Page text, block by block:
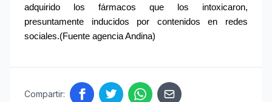
adquirido los fármacos que los intoxicaron,
presuntamente inducidos por contenidos en redes
sociales.(Fuente agencia Andina)
Compartir: